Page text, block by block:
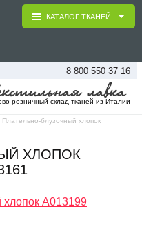
8 800 550 37 16
розничный склад тканей из Италии
Плательно-блузочный хлопок
КАТАЛОГ ТКАНЕЙ
ХЛОПОК